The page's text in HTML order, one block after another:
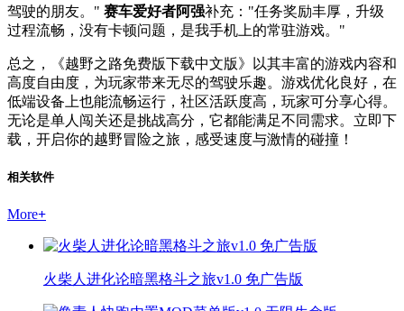
驾驶的朋友。" 赛车爱好者阿强补充："任务奖励丰厚，升级
过程流畅，没有卡顿问题，是我手机上的常驻游戏。"
总之，《越野之路免费版下载中文版》以其丰富的游戏内容和
高度自由度，为玩家带来无尽的驾驶乐趣。游戏优化良好，在
低端设备上也能流畅运行，社区活跃度高，玩家可分享心得。
无论是单人闯关还是挑战高分，它都能满足不同需求。立即下
载，开启你的越野冒险之旅，感受速度与激情的碰撞！
相关软件
More+
火柴人进化论暗黑格斗之旅v1.0 免广告版